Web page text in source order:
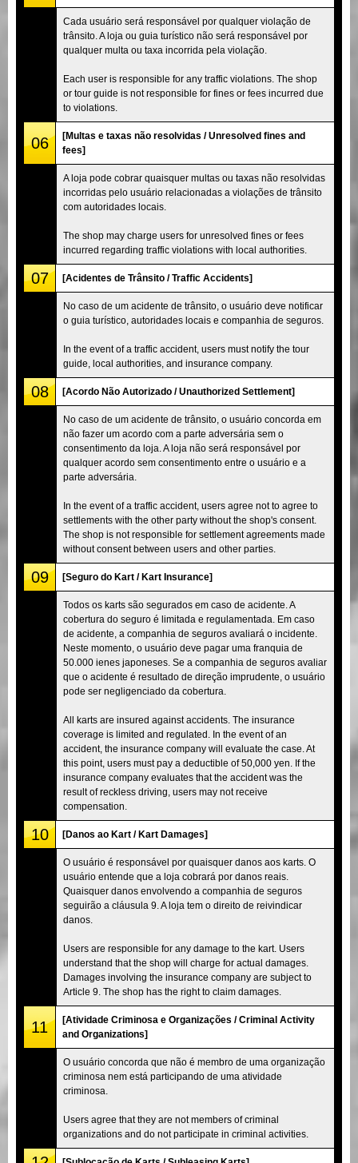
Cada usuário será responsável por qualquer violação de
trânsito. A loja ou guia turístico não será responsável por
qualquer multa ou taxa incorrida pela violação.
Each user is responsible for any traffic violations. The shop
or tour guide is not responsible for fines or fees incurred due
to violations.
06
[Multas e taxas não resolvidas / Unresolved fines and
fees]
A loja pode cobrar quaisquer multas ou taxas não resolvidas
incorridas pelo usuário relacionadas a violações de trânsito
com autoridades locais.
The shop may charge users for unresolved fines or fees
incurred regarding traffic violations with local authorities.
07 [Acidentes de Trânsito / Traffic Accidents]
No caso de um acidente de trânsito, o usuário deve notificar
o guia turístico, autoridades locais e companhia de seguros.
In the event of a traffic accident, users must notify the tour
guide, local authorities, and insurance company.
08 [Acordo Não Autorizado / Unauthorized Settlement]
No caso de um acidente de trânsito, o usuário concorda em
não fazer um acordo com a parte adversária sem o
consentimento da loja. A loja não será responsável por
qualquer acordo sem consentimento entre o usuário e a
parte adversária.
In the event of a traffic accident, users agree not to agree to
settlements with the other party without the shop's consent.
The shop is not responsible for settlement agreements made
without consent between users and other parties.
09 [Seguro do Kart / Kart Insurance]
Todos os karts são segurados em caso de acidente. A
cobertura do seguro é limitada e regulamentada. Em caso
de acidente, a companhia de seguros avaliará o incidente.
Neste momento, o usuário deve pagar uma franquia de
50.000 ienes japoneses. Se a companhia de seguros avaliar
que o acidente é resultado de direção imprudente, o usuário
pode ser negligenciado da cobertura.
All karts are insured against accidents. The insurance
coverage is limited and regulated. In the event of an
accident, the insurance company will evaluate the case. At
this point, users must pay a deductible of 50,000 yen. If the
insurance company evaluates that the accident was the
result of reckless driving, users may not receive
compensation.
10 [Danos ao Kart / Kart Damages]
O usuário é responsável por quaisquer danos aos karts. O
usuário entende que a loja cobrará por danos reais.
Quaisquer danos envolvendo a companhia de seguros
seguirão a cláusula 9. A loja tem o direito de reivindicar
danos.
Users are responsible for any damage to the kart. Users
understand that the shop will charge for actual damages.
Damages involving the insurance company are subject to
Article 9. The shop has the right to claim damages.
11
[Atividade Criminosa e Organizações / Criminal Activity
and Organizations]
O usuário concorda que não é membro de uma organização
criminosa nem está participando de uma atividade
criminosa.
Users agree that they are not members of criminal
organizations and do not participate in criminal activities.